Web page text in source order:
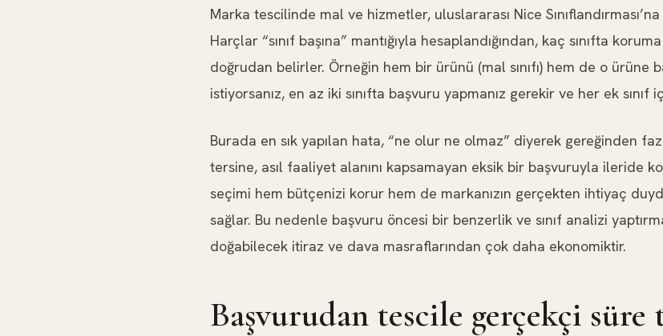
Marka tescilinde mal ve hizmetler, uluslararası Nice Sınıflandırması’na
Harçlar “sınıf başına” mantığıyla hesaplandığından, kaç sınıfta
doğrudan belirler. Örneğin hem bir ürünü (mal sınıfı) hem de o ürüne
istiyorsanız, en az iki sınıfta başvuru yapmanız gerekir ve her ek sınıf
Burada en sık yapılan hata, “ne olur ne olmaz” diyerek gereğinden
tersine, asıl faaliyet alanını kapsamayan eksik bir başvuruyla ileride
seçimi hem bütçenizi korur hem de markanızın gerçekten ihtiyaç
sağlar. Bu nedenle başvuru öncesi bir benzerlik ve sınıf analizi
doğabilecek itiraz ve dava masraflarından çok daha ekonomiktir.
Başvurudan tescile gerçekçi süre